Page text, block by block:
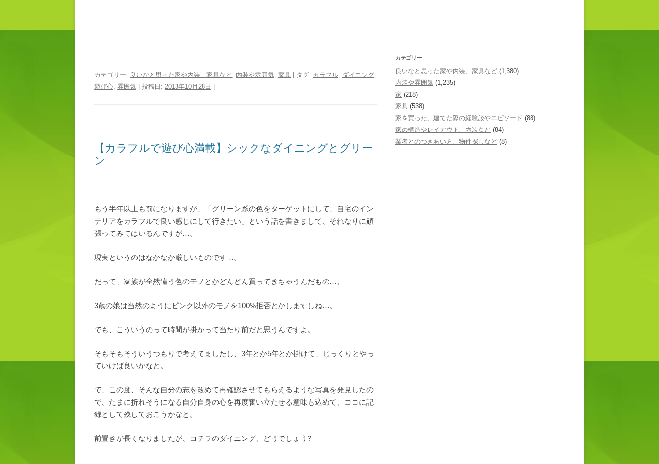
カテゴリー: 良いなと思った家や内装、家具など, 内装や雰囲気, 家具 | タグ: カラフル, ダイニング,
遊び心, 雰囲気 | 投稿日: 2013年10月28日
【カラフルで遊び心満載】シックなダイニングとグリー
ン
もう半年以上も前になりますが、「グリーン系の色をターゲットにして、自宅のイン
テリアをカラフルで良い感じにして行きたい」という話を書きまして、それなりに頑
張ってみてはいるんですが…。
現実というのはなかなか厳しいものです…。
だって、家族が全然違う色のモノとかどんどん買ってきちゃうんだもの…。
3歳の娘は当然のようにピンク以外のモノを100%拒否とかしますしね…。
でも、こういうのって時間が掛かって当たり前だと思うんですよ。
そもそもそういうつもりで考えてましたし、3年とか5年とか掛けて、じっくりとやっ
ていけば良いかなと。
で、この度、そんな自分の志を改めて再確認させてもらえるような写真を発見したの
で、たまに折れそうになる自分自身の心を再度奮い立たせる意味も込めて、ココに記
録として残しておこうかなと。
前置きが長くなりましたが、コチラのダイニング、どうでしょう?
カテゴリー
良いなと思った家や内装、家具など (1,380)
内装や雰囲気 (1,235)
家 (218)
家具 (538)
家を買った、建てた際の経験談やエピソード (88)
家の構造やレイアウト、内装など (84)
業者とのつきあい方、物件探しなど (8)